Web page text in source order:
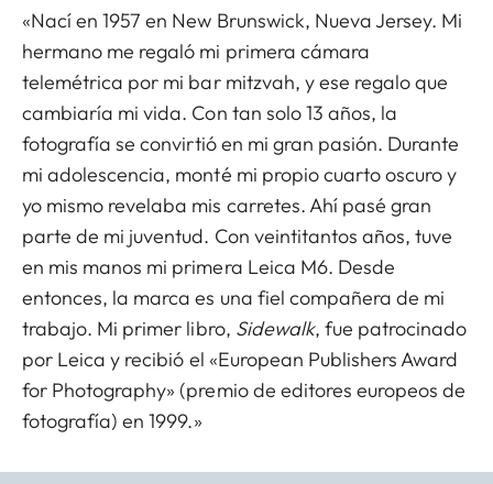
«Nací en 1957 en New Brunswick, Nueva Jersey. Mi
hermano me regaló mi primera cámara
telemétrica por mi bar mitzvah, y ese regalo que
cambiaría mi vida. Con tan solo 13 años, la
fotografía se convirtió en mi gran pasión. Durante
mi adolescencia, monté mi propio cuarto oscuro y
yo mismo revelaba mis carretes. Ahí pasé gran
parte de mi juventud. Con veintitantos años, tuve
en mis manos mi primera Leica M6. Desde
entonces, la marca es una fiel compañera de mi
trabajo. Mi primer libro, Sidewalk, fue patrocinado
por Leica y recibió el «European Publishers Award
for Photography» (premio de editores europeos de
fotografía) en 1999.»